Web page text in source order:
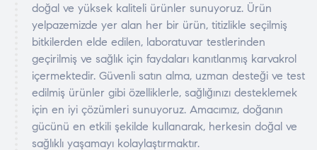
doğal ve yüksek kaliteli ürünler sunuyoruz. Ürün
yelpazemizde yer alan her bir ürün, titizlikle seçilmiş
bitkilerden elde edilen, laboratuvar testlerinden
geçirilmiş ve sağlık için faydaları kanıtlanmış karvakrol
içermektedir. Güvenli satın alma, uzman desteği ve test
edilmiş ürünler gibi özelliklerle, sağlığınızı desteklemek
için en iyi çözümleri sunuyoruz. Amacımız, doğanın
gücünü en etkili şekilde kullanarak, herkesin doğal ve
sağlıklı yaşamayı kolaylaştırmaktır.